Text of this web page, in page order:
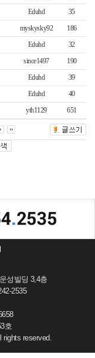
Eduhd
35
myskysky92
186
Eduhd
32
since1497
190
Eduhd
39
Eduhd
40
yth1129 651
성빌딩 3,4층
2535
호
reserved.